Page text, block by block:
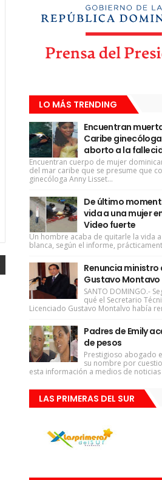
LO MÁS TRENDING
Encuentran
Caribe
aborto a la
Encuentran cuerpo de mujer
del mar caribe que se presume que
ginecóloga Anny Lisset...
De último
vida a una mujer
Video fuerte
Un hombre acaba de quitarle la vida
blanca, según el informe,
Renuncia
Gustavo Montavo
SANTO DOMINGO.-
qué el Secretario
Licenciado Gustavo Montalvo había
Padres de Emily
de pesos
Prestigioso abogado
su nombre por
esta información a medios de noticias
LAS PRIMERAS DEL SUR